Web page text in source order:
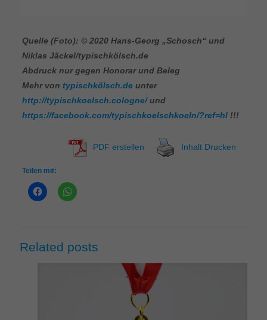
Quelle (Foto): © 2020 Hans-Georg „Schosch“ und
Niklas Jäckel/typischkölsch.de
Abdruck nur gegen Honorar und Beleg
Mehr von typischkölsch.deunter
http://typischkoelsch.cologne/und
https://facebook.com/typischkoelschkoeln/?ref=hl!!!
PDF erstellen Inhalt Drucken
Teilen mit:
Related posts